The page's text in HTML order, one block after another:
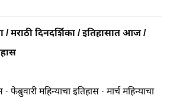
/मराठी दिनदर्शिका /इतिहासात आज/
·फेब्रुवारी महिन्याचा इतिहास ·मार्च महिन्याचा